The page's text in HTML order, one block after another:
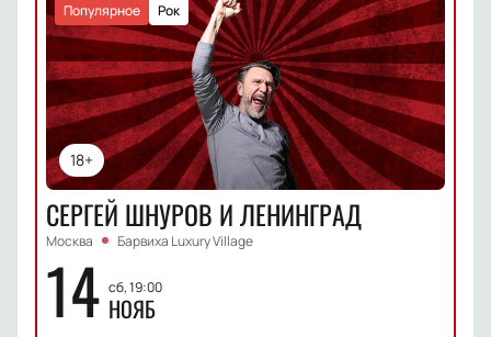
18+
Рок
Популярное
СЕРГЕЙ ШНУРОВ И ЛЕНИНГРАД
Москва Барвиха Luxury Village
14 сб, 19:00
НОЯБ